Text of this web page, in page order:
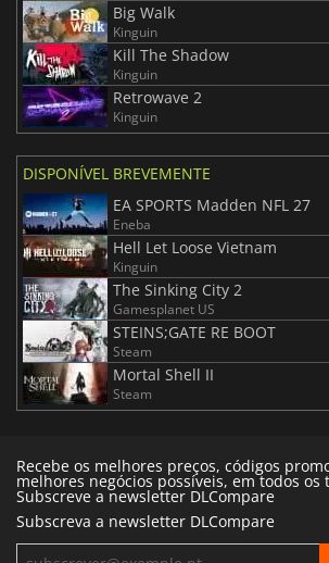
Big Walk
Kinguin
Kill The Shadow
Kinguin
Retrowave 2
Kinguin
DISPONÍVEL BREVEMENTE
EA SPORTS Madden NFL 27
Eneba
Hell Let Loose Vietnam
Kinguin
The Sinking City 2
Gamesplanet US
STEINS;GATE RE BOOT
Steam
Mortal Shell II
Steam
Recebe os melhores preços, códigos
melhores negócios possíveis, em todos os
Subscreve a newsletter DLCompare
Subscreva a newsletter DLCompare